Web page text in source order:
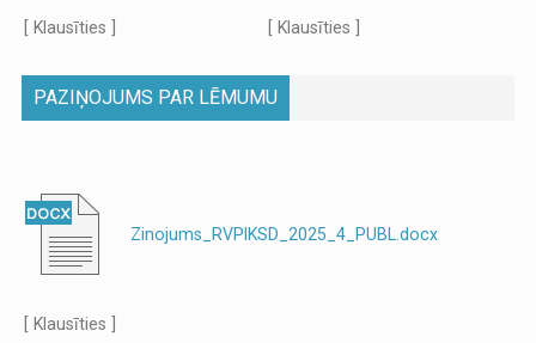
[ Klausīties ] [ Klausīties ]
PAZIŅOJUMS PAR LĒMUMU
Zinojums_RVPIKSD_2025_4_PUBL.docx
[ Klausīties ]